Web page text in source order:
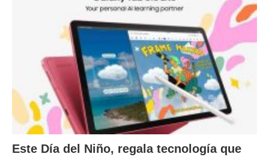
Este Día del Niño, regala tecnología que